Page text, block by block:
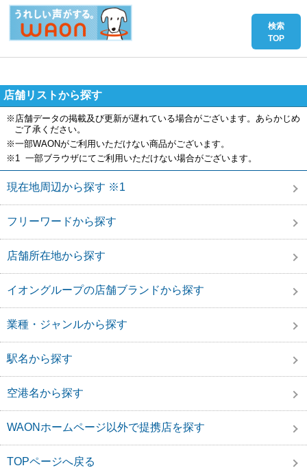
店舗リストから探す
※店舗データの掲載及び更新が遅れている場合がございます。あらかじめ
ご了承ください。
※一部WAONがご利用いただけない商品がございます。
※1 一部ブラウザにてご利用いただけない場合がございます。
現在地周辺から探す ※1
フリーワードから探す
店舗所在地から探す
イオングループの店舗ブランドから探す
業種・ジャンルから探す
駅名から探す
空港名から探す
WAONホームページ以外で提携店を探す
TOPページへ戻る